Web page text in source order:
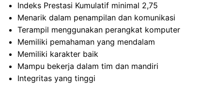
Indeks Prestasi Kumulatif minimal 2,75
Menarik dalam penampilan dan komunikasi
Terampil menggunakan perangkat komputer
Memiliki pemahaman yang mendalam
Memiliki karakter baik
Mampu bekerja dalam tim dan mandiri
Integritas yang tinggi